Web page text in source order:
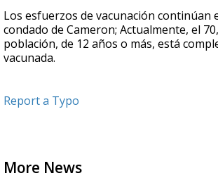
Los esfuerzos de vacunación continúan
condado de Cameron; Actualmente, el
población, de 12 años o más, está
vacunada.
Report a Typo
More News